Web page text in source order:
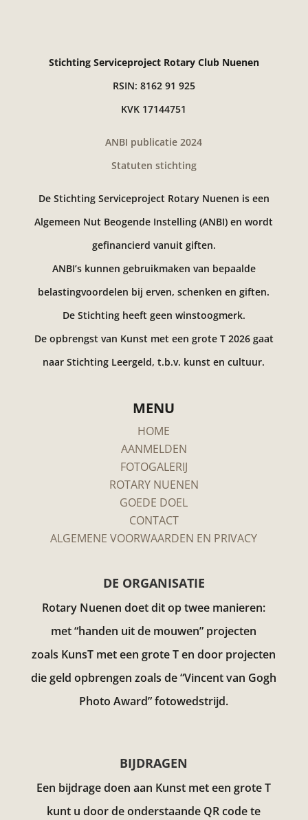
Stichting Serviceproject Rotary Club Nuenen
RSIN: 8162 91 925
KVK 17144751
ANBI publicatie 2024
Statuten stichting
De Stichting Serviceproject Rotary Nuenen is een
Algemeen Nut Beogende Instelling (ANBI) en wordt
gefinancierd vanuit giften.
ANBI’s kunnen gebruikmaken van bepaalde
belastingvoordelen bij erven, schenken en giften.
De Stichting heeft geen winstoogmerk.
De opbrengst van Kunst met een grote T 2026 gaat
naar Stichting Leergeld, t.b.v. kunst en cultuur.
MENU
HOME
AANMELDEN
FOTOGALERIJ
ROTARY NUENEN
GOEDE DOEL
CONTACT
ALGEMENE VOORWAARDEN EN PRIVACY
DE ORGANISATIE
Rotary Nuenen doet dit op twee manieren:
met “handen uit de mouwen” projecten
zoals KunsT met een grote T en door projecten
die geld opbrengen zoals de “Vincent van Gogh
Photo Award” fotowedstrijd.
BIJDRAGEN
Een bijdrage doen aan Kunst met een grote T
kunt u door de onderstaande QR code te